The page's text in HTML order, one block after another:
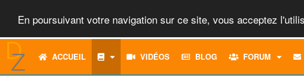
En poursuivant votre navigation sur ce site, vous acceptez
ACCUEIL VIDÉOS BLOG FORUM